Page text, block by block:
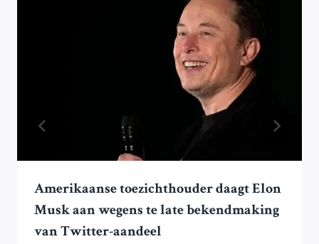
Amerikaanse toezichthouder daagt Elon
Musk aan wegens te late bekendmaking
van Twitter-aandeel